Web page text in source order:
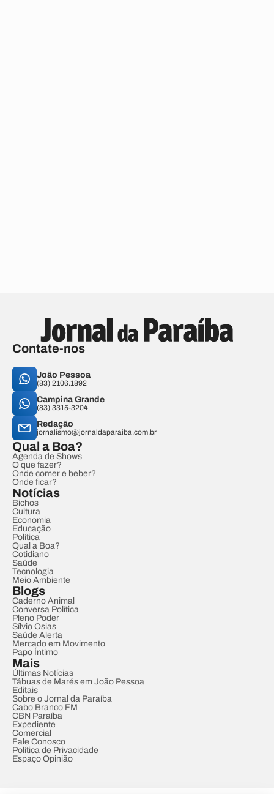
Contate-nos
João Pessoa
(83) 2106.1892
Campina Grande
(83) 3315-3204
Redação
jornalismo@jornaldaparaiba.com.br
Qual a Boa?
Agenda de Shows
O que fazer?
Onde comer e beber?
Onde ficar?
Notícias
Bichos
Cultura
Economia
Educação
Política
Qual a Boa?
Cotidiano
Saúde
Tecnologia
Meio Ambiente
Blogs
Caderno Animal
Conversa Política
Pleno Poder
Sílvio Osias
Saúde Alerta
Mercado em Movimento
Papo Íntimo
Mais
Últimas Notícias
Tábuas de Marés em João Pessoa
Editais
Sobre o Jornal da Paraíba
Cabo Branco FM
CBN Paraíba
Expediente
Comercial
Fale Conosco
Política de Privacidade
Espaço Opinião